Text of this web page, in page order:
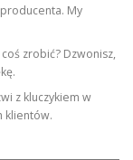
producenta. My
zrobić? Dzwonisz,
z kluczykiem w
klientów.